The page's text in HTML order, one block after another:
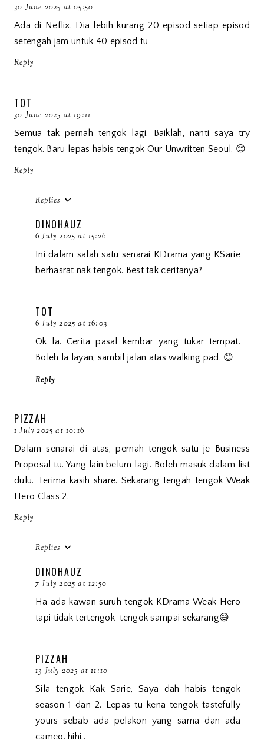
30 June 2025 at 05:50
Ada di Neflix. Dia lebih kurang 20 episod setiap episod
setengah jam untuk 40 episod tu
Reply
TOT
30 June 2025 at 19:11
Semua tak pernah tengok lagi. Baiklah, nanti saya try
tengok. Baru lepas habis tengok Our Unwritten Seoul. 😊
Reply
Replies
DINOHAUZ
6 July 2025 at 15:26
Ini dalam salah satu senarai KDrama yang KSarie
berhasrat nak tengok. Best tak ceritanya?
TOT
6 July 2025 at 16:03
Ok la. Cerita pasal kembar yang tukar tempat.
Boleh la layan, sambil jalan atas walking pad. 😊
Reply
PIZZAH
1 July 2025 at 10:16
Dalam senarai di atas, pernah tengok satu je Business
Proposal tu. Yang lain belum lagi. Boleh masuk dalam list
dulu. Terima kasih share. Sekarang tengah tengok Weak
Hero Class 2.
Reply
Replies
DINOHAUZ
7 July 2025 at 12:50
Ha ada kawan suruh tengok KDrama Weak Hero
tapi tidak tertengok-tengok sampai sekarang😅
PIZZAH
13 July 2025 at 11:10
Sila tengok Kak Sarie, Saya dah habis tengok
season 1 dan 2. Lepas tu kena tengok tastefully
yours sebab ada pelakon yang sama dan ada
cameo. hihi..